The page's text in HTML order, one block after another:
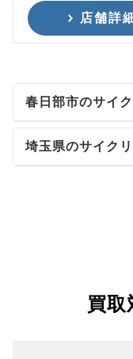
店舗詳細
春日部市のサイ
埼玉県のサイク
買取